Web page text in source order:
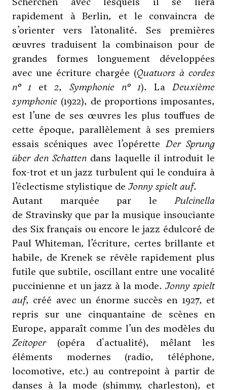
rapidement à Berlin, et le convaincra de
s’orienter vers l’atonalité. Ses premières
œuvres traduisent la combinaison pour de
grandes formes longuement développées
avec une écriture chargée (Quatuors à cordes
n° 1 et2, Symphonie n° 1). La Deuxième
symphonie (1922), de proportions imposantes,
est l’une de ses œuvres les plus touffues de
cette époque, parallèlement à ses premiers
essais scéniques avec l’opérette Der Sprung
über den Schatten dans laquelle il introduit le
fox-trot et un jazz turbulent qui le conduira à
l’éclectisme stylistique de Jonny spielt auf.
Autant marquée par le Pulcinella
de Stravinskyque par la musique insouciante
des Six français ou encore le jazz édulcoré de
Paul Whiteman, l’écriture, certes brillante et
habile, de Krenek se révèle rapidement plus
futile que subtile, oscillant entre une vocalité
puccinienne et un jazz à la mode. Jonny spielt
auf, créé avec un énorme succès en 1927, et
repris sur une cinquantaine de scènes en
Europe, apparaît comme l’un des modèles du
Zeitoper(opéra d'actualité), mêlant les
éléments modernes (radio, téléphone,
locomotive, etc.) au contrepoint à partir de
danses à la mode (shimmy, charleston), et